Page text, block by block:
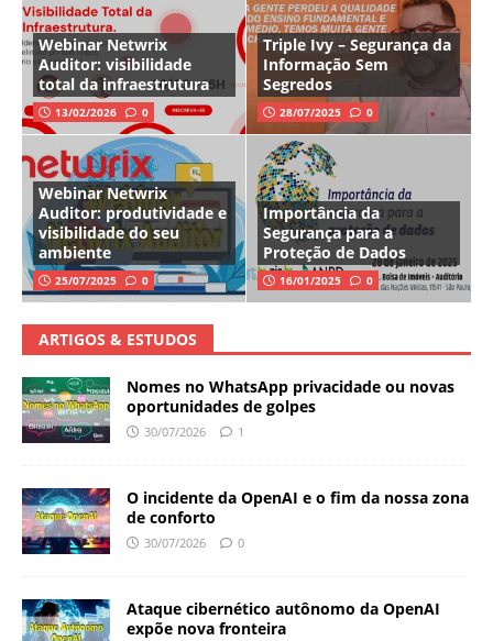
Webinar Netwrix
Auditor: visibilidade
total da infraestrutura
13/02/2026 0
Triple Ivy – Segurança da
Informação Sem
Segredos
28/07/2025 0
Webinar Netwrix
Auditor: produtividade e
visibilidade do seu
ambiente
25/07/2025 0
Importância da
Segurança para a
Proteção de Dados
16/01/2025 0
ARTIGOS & ESTUDOS
Nomes no WhatsApp privacidade ou novas
oportunidades de golpes
30/07/2026 1
O incidente da OpenAI e o fim da nossa zona
de conforto
30/07/2026 0
Ataque cibernético autônomo da OpenAI
expõe nova fronteira